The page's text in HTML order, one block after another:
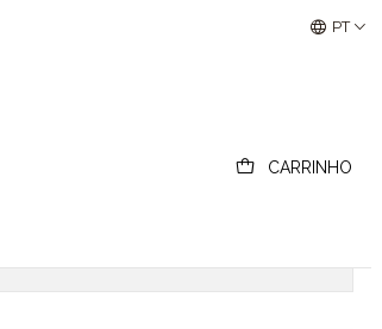
CARRINHO
- Leilões Colecionismo e PT